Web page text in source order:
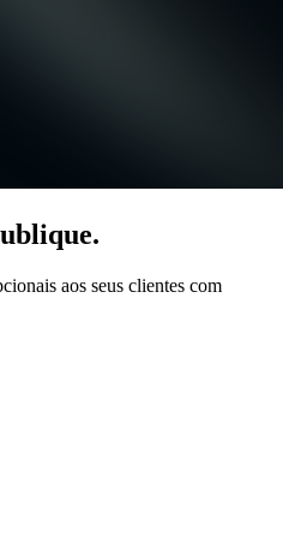
aos seus clientes com